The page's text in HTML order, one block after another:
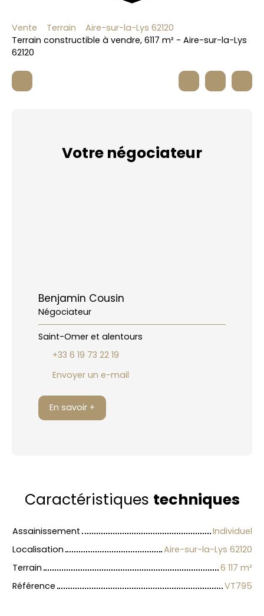
Vente Terrain
Aire-sur-la-Lys 62120
Terrain constructible à vendre, 6117 m² - Aire-sur-la-Lys
62120
Votre négociateur
Benjamin Cousin
Négociateur
Saint-Omer et alentours
+33 6 19 73 22 19
Envoyer un e-mail
En savoir +
Caractéristiques techniques
Assainissement
Individuel
Localisation
Aire-sur-la-Lys 62120
Terrain
6 117 m²
Référence
VT795